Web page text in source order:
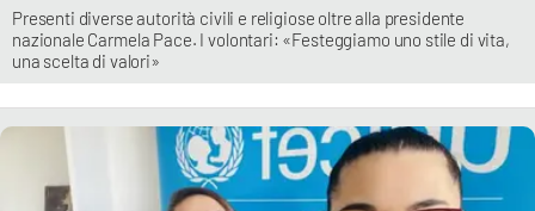
Presenti diverse autorità civili e religiose oltre alla presidente
nazionale Carmela Pace. I volontari: «Festeggiamo uno stile di vita,
una scelta di valori»